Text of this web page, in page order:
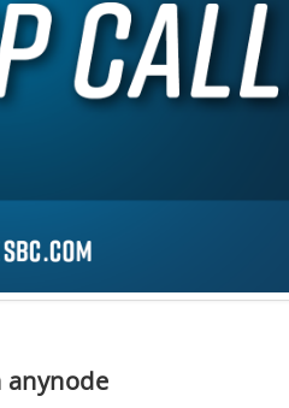
anynode